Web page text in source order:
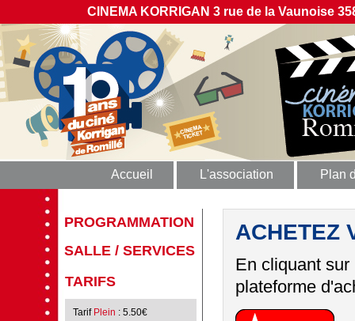
CINEMA KORRIGAN 3 rue de la Vaunoise
Accueil L'association Plan
PROGRAMMATION
SALLE / SERVICES
TARIFS
Tarif Plein : 5.50€
ACHETEZ
En cliquant
plateforme